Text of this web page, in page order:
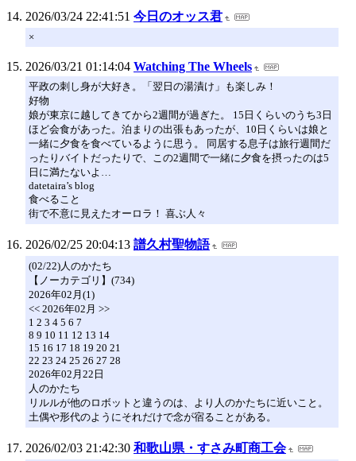
2026/03/24 22:41:51 今日のオッス君
×
2026/03/21 01:14:04 Watching The Wheels
平政の刺し身が大好き。「翌日の湯漬け」も楽しみ！
好物
娘が東京に越してきてから2週間が過ぎた。 15日くらいのうち3日
ほど会食があった。泊まりの出張もあったが、10日くらいは娘と
一緒に夕食を食べているように思う。 同居する息子は旅行週間だ
ったりバイトだったりで、この2週間で一緒に夕食を摂ったのは5
日に満たないよ…
datetaira’s blog
食べること
街で不意に見えたオーロラ！ 喜ぶ人々
2026/02/25 20:04:13 譜久村聖物語
(02/22)人のかたち
【ノーカテゴリ】(734)
2026年02月(1)
<< 2026年02月 >>
1 2 3 4 5 6 7
8 9 10 11 12 13 14
15 16 17 18 19 20 21
22 23 24 25 26 27 28
2026年02月22日
人のかたち
リルルが他のロボットと違うのは、より人のかたちに近いこと。
土偶や形代のようにそれだけで念が宿ることがある。
2026/02/03 21:42:30 和歌山県・すさみ町商工会